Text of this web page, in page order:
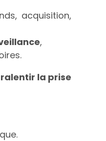
acquisition,
,
ralentir la prise